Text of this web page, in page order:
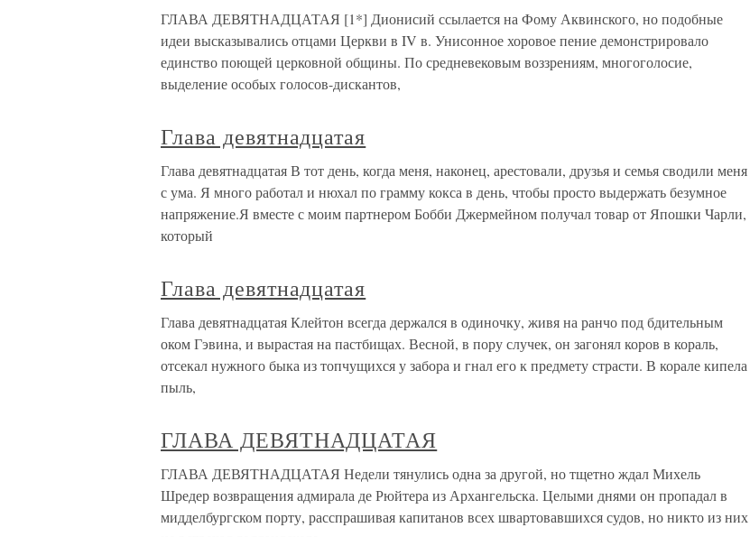
ГЛАВА ДЕВЯТНАДЦАТАЯ [1*] Дионисий ссылается на Фому Аквинского, но подобные
идеи высказывались отцами Церкви в IV в. Унисонное хоровое пение демонстрировало
единство поющей церковной общины. По средневековым воззрениям, многоголосие,
выделение особых голосов-дискантов,
Глава девятнадцатая
Глава девятнадцатая В тот день, когда меня, наконец, арестовали, друзья и семья сводили меня
с ума. Я много работал и нюхал по грамму кокса в день, чтобы просто выдержать безумное
напряжение.Я вместе с моим партнером Бобби Джермейном получал товар от Япошки Чарли,
который
Глава девятнадцатая
Глава девятнадцатая Клейтон всегда держался в одиночку, живя на ранчо под бдительным
оком Гэвина, и вырастая на пастбищах. Весной, в пору случек, он загонял коров в кораль,
отсекал нужного быка из топчущихся у забора и гнал его к предмету страсти. В корале кипела
пыль,
ГЛАВА ДЕВЯТНАДЦАТАЯ
ГЛАВА ДЕВЯТНАДЦАТАЯ Недели тянулись одна за другой, но тщетно ждал Михель
Шредер возвращения адмирала де Рюйтера из Архангельска. Целыми днями он пропадал в
мидделбургском порту, расспрашивая капитанов всех швартовавшихся судов, но никто из них